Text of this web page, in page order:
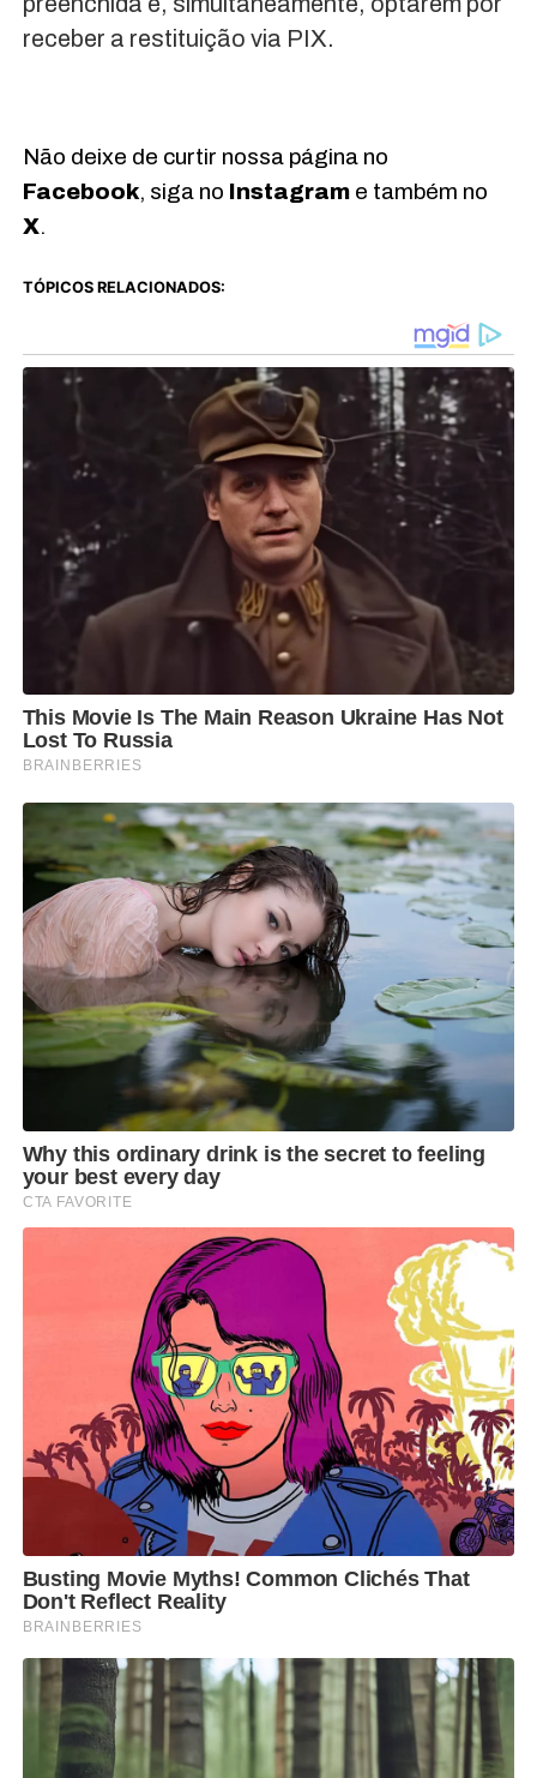
receber a restituição via PIX.
Não deixe de curtir nossa página no
Facebook, siga no Instagrame também no
X.
TÓPICOS RELACIONADOS: